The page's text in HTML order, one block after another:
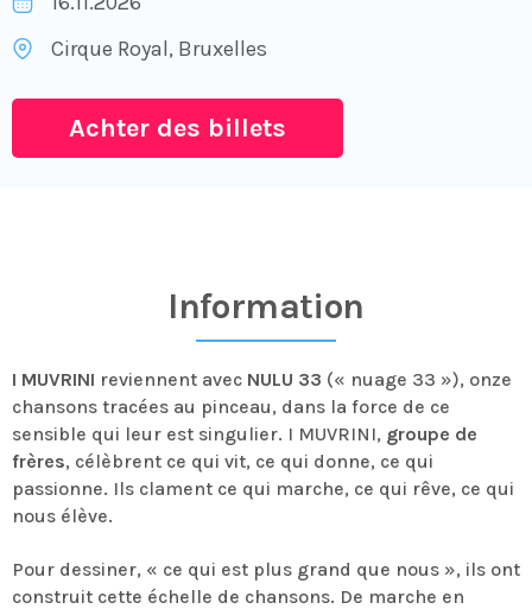
Cirque Royal, Bruxelles
Achter des billets
Information
I MUVRINI reviennent avec NULU 33 (« nuage 33 »), onze
chansons tracées au pinceau, dans la force de ce
sensible qui leur est singulier. I MUVRINI, groupe de
frères, célèbrent ce qui vit, ce qui donne, ce qui
passionne. Ils clament ce qui marche, ce qui rêve, ce qui
nous élève.
Pour dessiner, « ce qui est plus grand que nous », ils ont
construit cette échelle de chansons. De marche en